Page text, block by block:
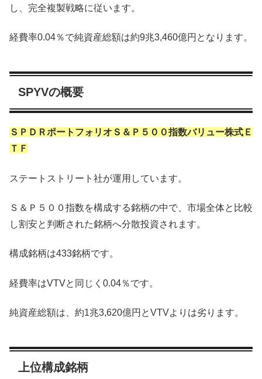
し、完全複製戦略に従います。
経費率0.04％で純資産総額は約9兆3,460億円となります。
SPYVの概要
ＳＰＤＲポートフォリオＳ＆Ｐ５００指数バリュー株式Ｅ
ＴＦ
ステートストリート社が運用しています。
Ｓ＆Ｐ５００指数を構成する銘柄の中で、市場全体と比較
し割安と判断された銘柄へ分散投資されます。
構成銘柄は433銘柄です。
経費率はVTVと同じく0.04％です。
純資産総額は、約1兆3,620億円とVTVよりは劣ります。
上位構成銘柄